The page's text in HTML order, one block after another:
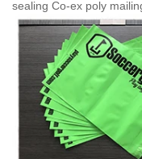
sealing Co-ex poly